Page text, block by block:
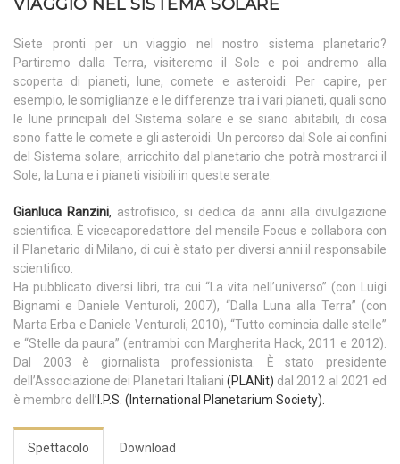
VIAGGIO NEL SISTEMA SOLARE
Siete pronti per un viaggio nel nostro sistema planetario?
Partiremo dalla Terra, visiteremo il Sole e poi andremo alla
scoperta di pianeti, lune, comete e asteroidi. Per capire, per
esempio, le somiglianze e le differenze tra i vari pianeti, quali sono
le lune principali del Sistema solare e se siano abitabili, di cosa
sono fatte le comete e gli asteroidi. Un percorso dal Sole ai confini
del Sistema solare, arricchito dal planetario che potrà mostrarci il
Sole, la Luna e i pianeti visibili in queste serate.
Gianluca Ranzini, astrofisico, si dedica da anni alla divulgazione
scientifica. È vicecaporedattore del mensile Focus e collabora con
il Planetario di Milano, di cui è stato per diversi anni il responsabile
scientifico.
Ha pubblicato diversi libri, tra cui “La vita nell’universo” (con Luigi
Bignami e Daniele Venturoli, 2007), “Dalla Luna alla Terra” (con
Marta Erba e Daniele Venturoli, 2010), “Tutto comincia dalle stelle”
e “Stelle da paura” (entrambi con Margherita Hack, 2011 e 2012).
Dal 2003 è giornalista professionista. È stato presidente
dell’Associazione dei Planetari Italiani (PLANit) dal 2012 al 2021 ed
è membro dell’ I.P.S. (International Planetarium Society).
Spettacolo Download